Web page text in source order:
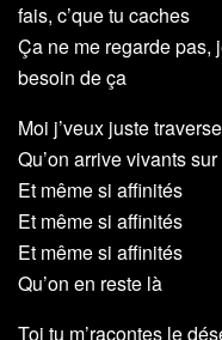
fais, c’que tu caches
Ça ne me regarde pas,
besoin de ça
Moi j’veux juste
Qu’on arrive vivants sur
Et même si affinités
Et même si affinités
Et même si affinités
Qu’on en reste là
Toi tu m’racontes le